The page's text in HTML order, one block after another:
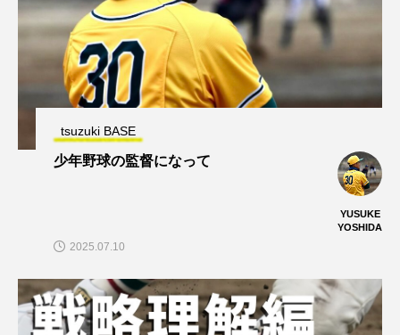
tsuzuki BASE
少年野球の監督になって
YUSUKE
YOSHIDA
2025.07.10